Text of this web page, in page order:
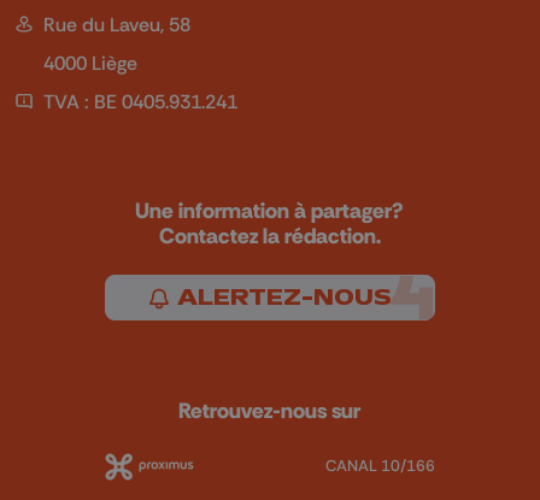
Rue du Laveu, 58
4000 Liège
TVA : BE 0405.931.241
Une information à partager?
Contactez la rédaction.
ALERTEZ-NOUS
Retrouvez-nous sur
CANAL 10/166